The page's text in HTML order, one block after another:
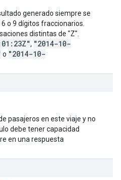
generado siempre se
o 9 dígitos fraccionarios.
distintas de "Z".
, "2014-10-
o "2014-10-
pasajeros en este viaje y no
debe tener capacidad
en una respuesta